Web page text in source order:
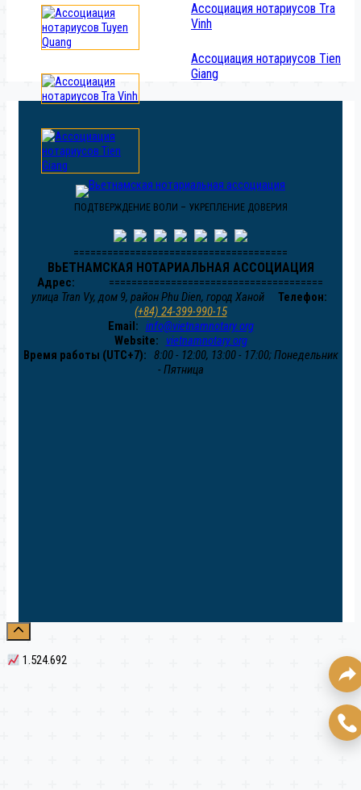
Ассоциация нотариусов Tra
Vinh
Ассоциация нотариусов Tien
Giang
ПОДТВЕРЖДЕНИЕ ВОЛИ – УКРЕПЛЕНИЕ ДОВЕРИЯ
======================================
ВЬЕТНАМСКАЯ НОТАРИАЛЬНАЯ АССОЦИАЦИЯ
======================================
Адрес:
улица Tran Vy, дом 9, район Phu Dien, город Ханой
Телефон:
(+84) 24-399-990-15
Email: info@vietnamnotary.org
Website:
vietnamnotary.org
Время работы (UTC+7): 8:00 - 12:00, 13:00 - 17:00; Понедельник
- Пятница
1.524.692